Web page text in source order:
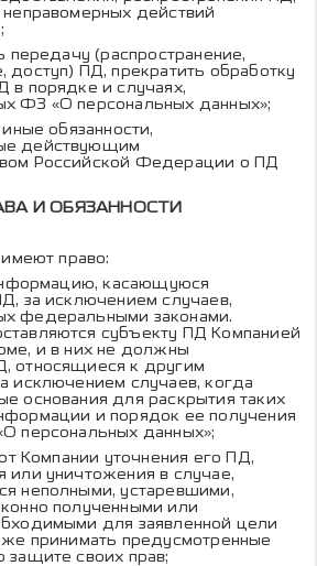
действий
передачу (распространение,
доступ) ПД, прекратить обработку
в порядке и случаях,
ФЗ «О персональных данных»;
обязанности,
действующим
Российской Федерации о ПД
И ОБЯЗАННОСТИ
право:
касающуюся
за исключением случаев,
федеральными законами.
субъекту ПД Компанией
и в них не должны
относящиеся к другим
исключением случаев, когда
основания для раскрытия таких
и порядок ее получения
персональных данных»;
Компании уточнения его ПД,
или уничтожения в случае,
неполными, устаревшими,
полученными или
для заявленной цели
принимать предусмотренные
защите своих прав;